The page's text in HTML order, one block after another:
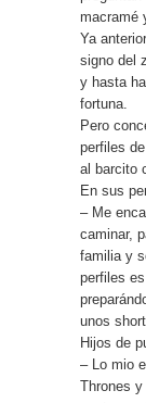
macramé
Ya
signo del
y hasta
fortuna.
Pero
perfiles
al barcito
En sus
– Me
caminar,
familia y
perfiles
unos
Hijos de
– Lo mio
Thrones